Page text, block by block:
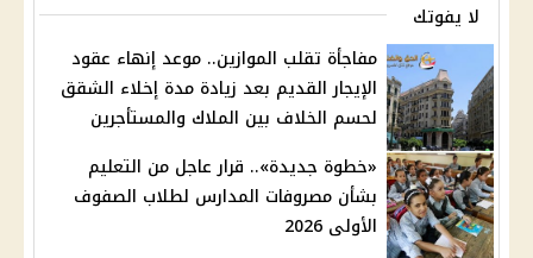
لا يفوتك
مفاجأة تقلب الموازين.. موعد إنهاء عقود
الإيجار القديم بعد زيادة مدة إخلاء الشقق
لحسم الخلاف بين الملاك والمستأجرين
«خطوة جديدة».. قرار عاجل من التعليم
بشأن مصروفات المدارس لطلاب الصفوف
الأولى 2026